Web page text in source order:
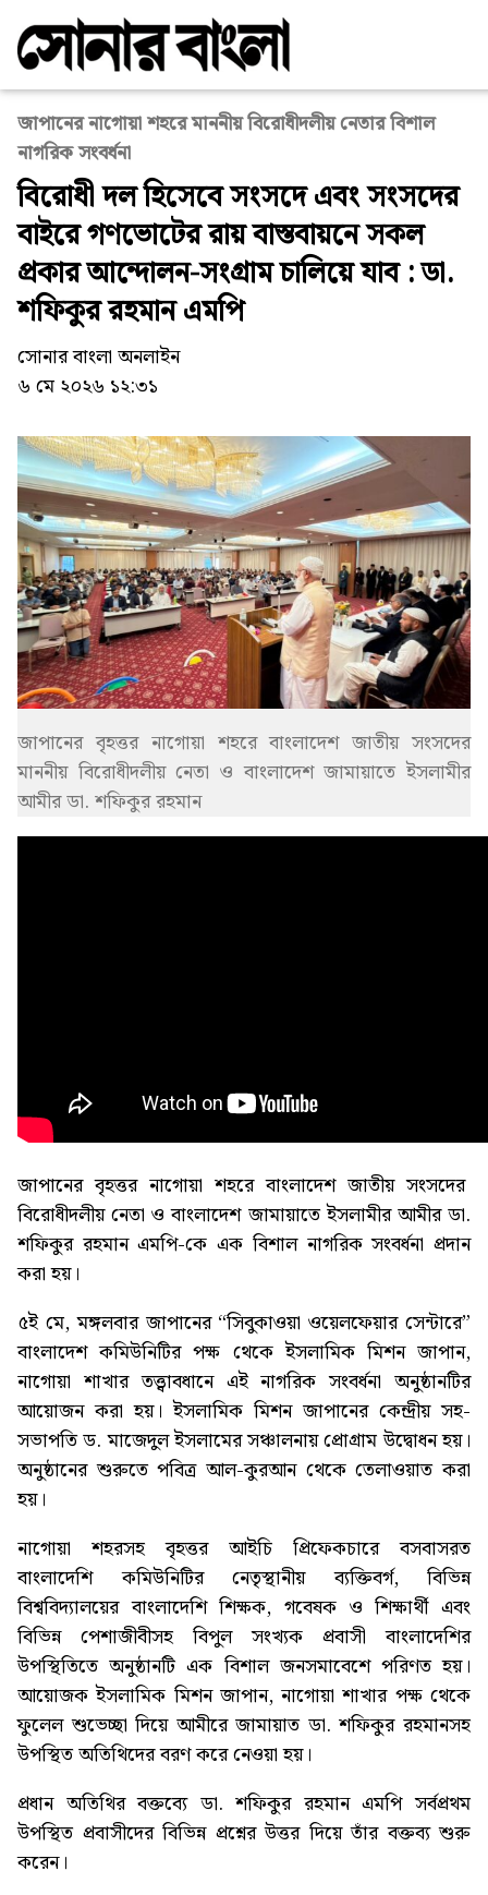
জাপানের নাগোয়া শহরে মাননীয় বিরোধীদলীয় নেতার বিশাল
নাগরিক সংবর্ধনা
বিরোধী দল হিসেবে সংসদে এবং সংসদের
বাইরে গণভোটের রায় বাস্তবায়নে সকল
প্রকার আন্দোলন-সংগ্রাম চালিয়ে যাব : ডা.
শফিকুর রহমান এমপি
সোনার বাংলা অনলাইন
৬ মে ২০২৬ ১২:৩১
জাপানের বৃহত্তর নাগোয়া শহরে বাংলাদেশ জাতীয় সংসদের
মাননীয় বিরোধীদলীয় নেতা ও বাংলাদেশ জামায়াতে ইসলামীর
আমীর ডা. শফিকুর রহমান
জাপানের বৃহত্তর নাগোয়া শহরে বাংলাদেশ জাতীয় সংসদের
বিরোধীদলীয় নেতা ও বাংলাদেশ জামায়াতে ইসলামীর আমীর ডা.
শফিকুর রহমান এমপি-কে এক বিশাল নাগরিক সংবর্ধনা প্রদান
করা হয়।
৫ই মে, মঙ্গলবার জাপানের “সিবুকাওয়া ওয়েলফেয়ার সেন্টারে”
বাংলাদেশ কমিউনিটির পক্ষ থেকে ইসলামিক মিশন জাপান,
নাগোয়া শাখার তত্ত্বাবধানে এই নাগরিক সংবর্ধনা অনুষ্ঠানটির
আয়োজন করা হয়। ইসলামিক মিশন জাপানের কেন্দ্রীয় সহ-
সভাপতি ড. মাজেদুল ইসলামের সঞ্চালনায় প্রোগ্রাম উদ্বোধন হয়।
অনুষ্ঠানের শুরুতে পবিত্র আল-কুরআন থেকে তেলাওয়াত করা
হয়।
নাগোয়া শহরসহ বৃহত্তর আইচি প্রিফেকচারে বসবাসরত
বাংলাদেশি কমিউনিটির নেতৃস্থানীয় ব্যক্তিবর্গ, বিভিন্ন
বিশ্ববিদ্যালয়ের বাংলাদেশি শিক্ষক, গবেষক ও শিক্ষার্থী এবং
বিভিন্ন পেশাজীবীসহ বিপুল সংখ্যক প্রবাসী বাংলাদেশির
উপস্থিতিতে অনুষ্ঠানটি এক বিশাল জনসমাবেশে পরিণত হয়।
আয়োজক ইসলামিক মিশন জাপান, নাগোয়া শাখার পক্ষ থেকে
ফুলেল শুভেচ্ছা দিয়ে আমীরে জামায়াত ডা. শফিকুর রহমানসহ
উপস্থিত অতিথিদের বরণ করে নেওয়া হয়।
প্রধান অতিথির বক্তব্যে ডা. শফিকুর রহমান এমপি সর্বপ্রথম
উপস্থিত প্রবাসীদের বিভিন্ন প্রশ্নের উত্তর দিয়ে তাঁর বক্তব্য শুরু
করেন।